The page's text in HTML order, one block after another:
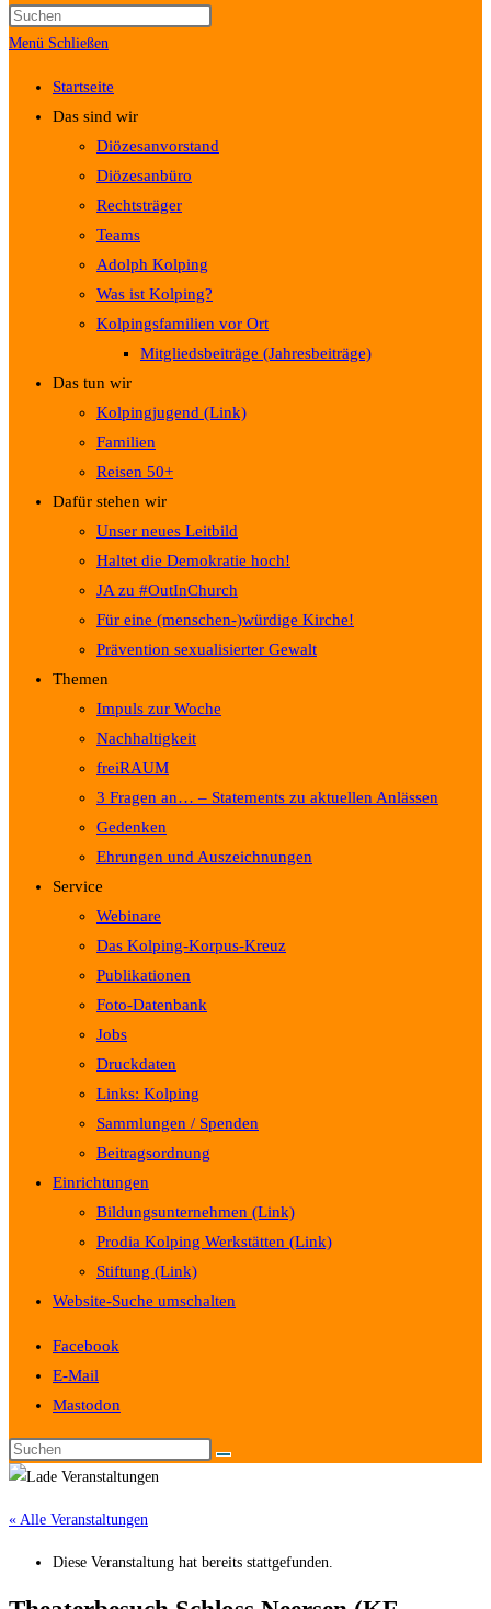
Menü Schließen
Startseite
Das sind wir
Diözesanvorstand
Diözesanbüro
Rechtsträger
Teams
Adolph Kolping
Was ist Kolping?
Kolpingsfamilien vor Ort
Mitgliedsbeiträge (Jahresbeiträge)
Das tun wir
Kolpingjugend (Link)
Familien
Reisen 50+
Dafür stehen wir
Unser neues Leitbild
Haltet die Demokratie hoch!
JA zu #OutInChurch
Für eine (menschen-)würdige Kirche!
Prävention sexualisierter Gewalt
Themen
Impuls zur Woche
Nachhaltigkeit
freiRAUM
3 Fragen an… – Statements zu aktuellen Anlässen
Gedenken
Ehrungen und Auszeichnungen
Service
Webinare
Das Kolping-Korpus-Kreuz
Publikationen
Foto-Datenbank
Jobs
Druckdaten
Links: Kolping
Sammlungen / Spenden
Beitragsordnung
Einrichtungen
Bildungsunternehmen (Link)
Prodia Kolping Werkstätten (Link)
Stiftung (Link)
Website-Suche umschalten
Facebook
E-Mail
Mastodon
« Alle Veranstaltungen
Diese Veranstaltung hat bereits stattgefunden.